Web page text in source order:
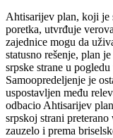
Ahtisarijev plan, koji je
poretka, utvrđuje
zajednice mogu da
statusno rešenje, plan
srpske strane u
Samoopredeljenje je
uspostavljen među
odbacio Ahtisarijev
srpskoj strani
zauzelo i prema